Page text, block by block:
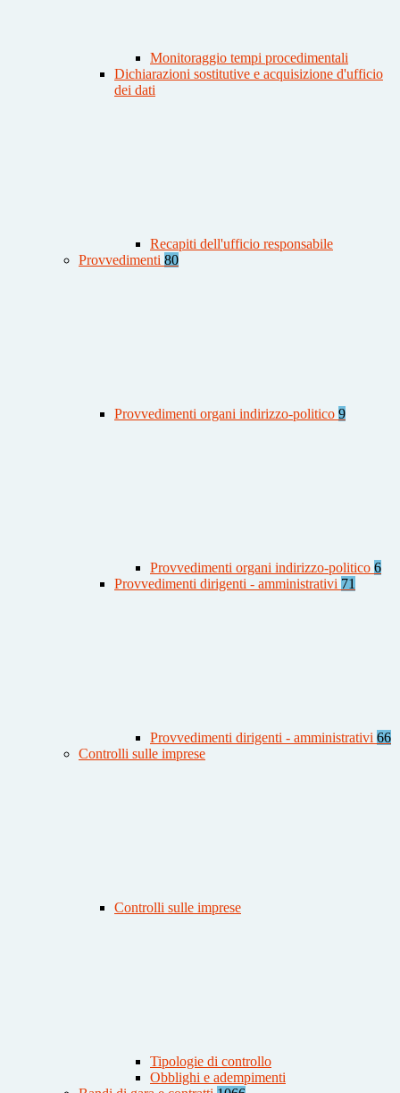
Monitoraggio tempi procedimentali
Dichiarazioni sostitutive e acquisizione d'ufficio
dei dati
Recapiti dell'ufficio responsabile
Provvedimenti 80
Provvedimenti organi indirizzo-politico 9
Provvedimenti organi indirizzo-politico 6
Provvedimenti dirigenti - amministrativi 71
Provvedimenti dirigenti - amministrativi 66
Controlli sulle imprese
Controlli sulle imprese
Tipologie di controllo
Obblighi e adempimenti